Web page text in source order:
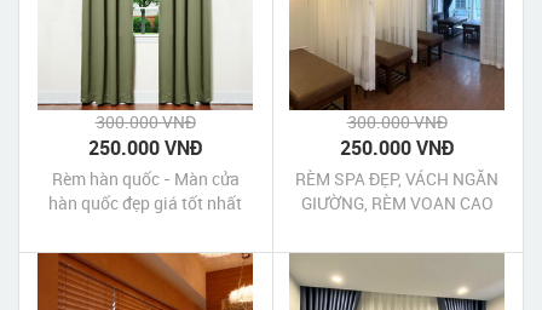
300.000 VNĐ
250.000 VNĐ
Rèm hàn quốc - Màn cửa
hàn quốc đẹp giá tốt nhất
300.000 VNĐ
250.000 VNĐ
RÈM SPA ĐẸP, VÁCH NGĂN
GIƯỜNG, RÈM VOAN CAO